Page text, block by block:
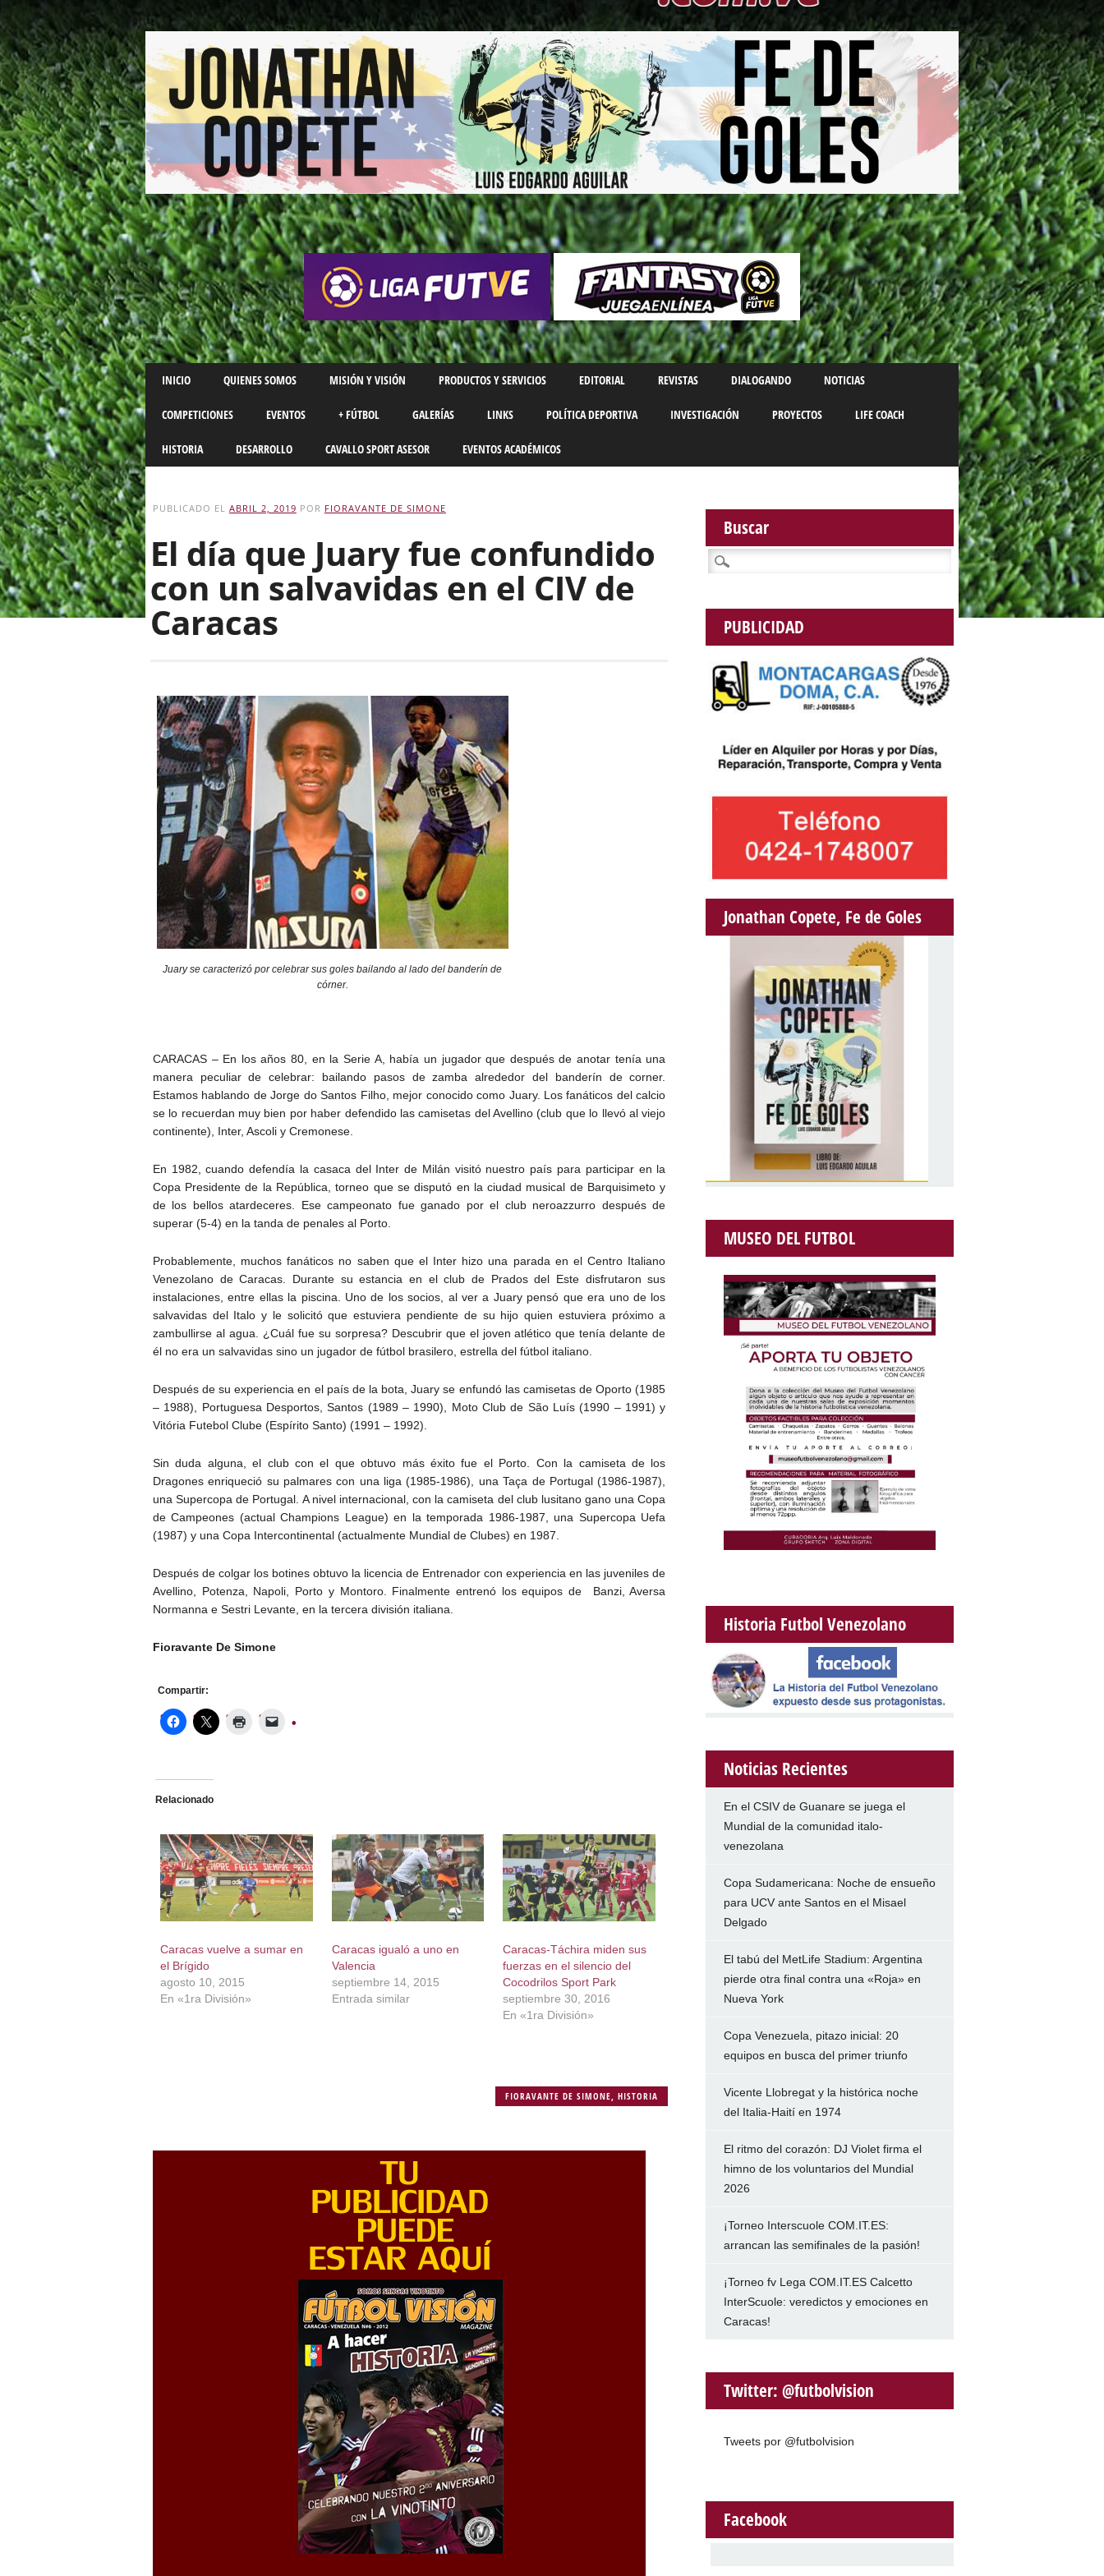
Main menu
Skip
to
content
INICIO QUIENES SOMOS MISIÓN Y VISIÓN PRODUCTOS Y SERVICIOS EDITORIAL REVISTAS DIALOGANDO NOTICIAS
COMPETICIONES EVENTOS + FÚTBOL GALERÍAS LINKS POLÍTICA DEPORTIVA INVESTIGACIÓN PROYECTOS LIFE COACH
HISTORIA DESARROLLO CAVALLO SPORT ASESOR EVENTOS ACADÉMICOS
PUBLICADO EL ABRIL 2, 2019 POR FIORAVANTE DE SIMONE
El día que Juary fue confundido
con un salvavidas en el CIV de
Caracas
Juary se caracterizó por celebrar sus goles bailando al lado del banderín de
córner.
CARACAS – En los años 80, en la Serie A, había un jugador que después de anotar tenía una
manera peculiar de celebrar: bailando pasos de zamba alrededor del banderín de corner.
Estamos hablando de Jorge do Santos Filho, mejor conocido como Juary. Los fanáticos del calcio
se lo recuerdan muy bien por haber defendido las camisetas del Avellino (club que lo llevó al viejo
continente), Inter, Ascoli y Cremonese.
En 1982, cuando defendía la casaca del Inter de Milán visitó nuestro país para participar en la
Copa Presidente de la República, torneo que se disputó en la ciudad musical de Barquisimeto y
de los bellos atardeceres. Ese campeonato fue ganado por el club neroazzurro después de
superar (5-4) en la tanda de penales al Porto.
Probablemente, muchos fanáticos no saben que el Inter hizo una parada en el Centro Italiano
Venezolano de Caracas. Durante su estancia en el club de Prados del Este disfrutaron sus
instalaciones, entre ellas la piscina. Uno de los socios, al ver a Juary pensó que era uno de los
salvavidas del Italo y le solicitó que estuviera pendiente de su hijo quien estuviera próximo a
zambullirse al agua. ¿Cuál fue su sorpresa? Descubrir que el joven atlético que tenía delante de
él no era un salvavidas sino un jugador de fútbol brasilero, estrella del fútbol italiano.
Después de su experiencia en el país de la bota, Juary se enfundó las camisetas de Oporto (1985
– 1988), Portuguesa Desportos, Santos (1989 – 1990), Moto Club de São Luís (1990 – 1991) y
Vitória Futebol Clube (Espírito Santo) (1991 – 1992).
Sin duda alguna, el club con el que obtuvo más éxito fue el Porto. Con la camiseta de los
Dragones enriqueció su palmares con una liga (1985-1986), una Taça de Portugal (1986-1987),
una Supercopa de Portugal. A nivel internacional, con la camiseta del club lusitano gano una Copa
de Campeones (actual Champions League) en la temporada 1986-1987, una Supercopa Uefa
(1987) y una Copa Intercontinental (actualmente Mundial de Clubes) en 1987.
Después de colgar los botines obtuvo la licencia de Entrenador con experiencia en las juveniles de
Avellino, Potenza, Napoli, Porto y Montoro. Finalmente entrenó los equipos de Banzi, Aversa
Normanna e Sestri Levante, en la tercera división italiana.
Fioravante De Simone
Compartir:
Relacionado
Caracas vuelve a sumar en
el Brígido
agosto 10, 2015
En «1ra División»
Caracas igualó a uno en
Valencia
septiembre 14, 2015
Entrada similar
Caracas-Táchira miden sus
fuerzas en el silencio del
Cocodrilos Sport Park
septiembre 30, 2016
En «1ra División»
FIORAVANTE DE SIMONE,HISTORIA
Buscar
Buscar:
PUBLICIDAD
Jonathan Copete, Fe de Goles
MUSEO DEL FUTBOL
Historia Futbol Venezolano
Noticias Recientes
En el CSIV de Guanare se juega el
Mundial de la comunidad italo-
venezolana
Copa Sudamericana: Noche de ensueño
para UCV ante Santos en el Misael
Delgado
El tabú del MetLife Stadium: Argentina
pierde otra final contra una «Roja» en
Nueva York
Copa Venezuela, pitazo inicial: 20
equipos en busca del primer triunfo
Vicente Llobregat y la histórica noche
del Italia-Haití en 1974
El ritmo del corazón: DJ Violet firma el
himno de los voluntarios del Mundial
2026
¡Torneo Interscuole COM.IT.ES:
arrancan las semifinales de la pasión!
¡Torneo fv Lega COM.IT.ES Calcetto
InterScuole: veredictos y emociones en
Caracas!
Twitter: @futbolvision
Tweets por @futbolvision
Facebook